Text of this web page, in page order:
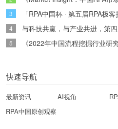
（2022）》报告正式发布 | RPA中国
3
「RPA中国杯 · 第五届RPA极
获奖名单公示
4
与科技共赢，与产业共进，第
能大会成功召开
5
《2022年中国流程挖掘行业研
快速导航
最新资讯 AI视角
RPA中国原创观察